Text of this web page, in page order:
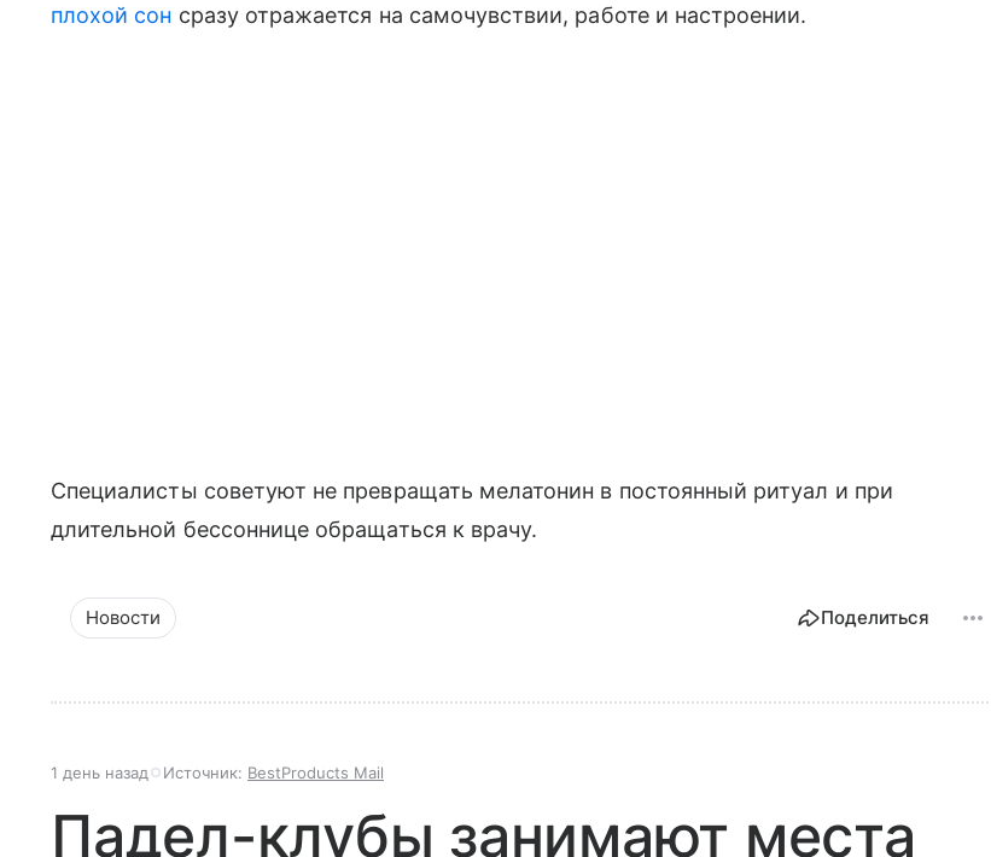
плохой сон сразу отражается на самочувствии, работе и настроении.
Специалисты советуют не превращать мелатонин в постоянный ритуал и при
длительной бессоннице обращаться к врачу.
Новости Поделиться
1 день назад Источник: BestProducts Mail
Падел-клубы занимают места